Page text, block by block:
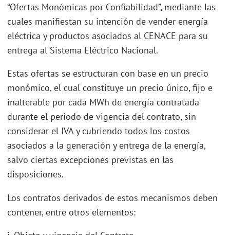
“Ofertas Monómicas por Confiabilidad”, mediante las
cuales manifiestan su intención de vender energía
eléctrica y productos asociados al CENACE para su
entrega al Sistema Eléctrico Nacional.
Estas ofertas se estructuran con base en un precio
monómico, el cual constituye un precio único, fijo e
inalterable por cada MWh de energía contratada
durante el periodo de vigencia del contrato, sin
considerar el IVA y cubriendo todos los costos
asociados a la generación y entrega de la energía,
salvo ciertas excepciones previstas en las
disposiciones.
Los contratos derivados de estos mecanismos deben
contener, entre otros elementos: